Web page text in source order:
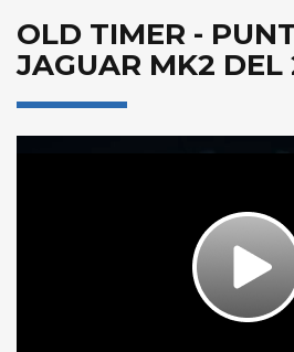
OLD TIMER -
JAGUAR MK2 DEL
Play
Video